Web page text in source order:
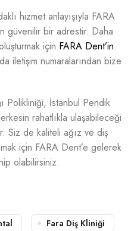
hizmet anlayışıyla FARA
güvenilir bir adrestir. Daha
için FARA Dent’in
iletişim numaralarından bize
Polikliniği, İstanbul Pendik
rahatlıkla ulaşabileceği
Siz de kaliteli ağız ve diş
için FARA Dent’e gelerek
olabilirsiniz.
Fara Diş Kliniği